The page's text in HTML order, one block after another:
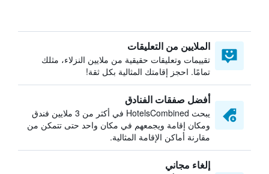
الملايين من التعليقات
تقييمات وتعليقات حقيقية من ملايين النزلاء، مثلك
تمامًا. احجز إقامتك المثالية بكل ثقة!
أفضل صفقات الفنادق
يبحث HotelsCombined في أكثر من 3 ملايين فندق
ومكان إقامة ويجمعهم في مكان واحد حتى تتمكن من
مقارنة أماكن الإقامة المثالية.
إلغاء مجاني